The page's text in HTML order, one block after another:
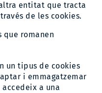
entitat que tracta
de les cookies.
que romanen
un tipus de cookies
i emmagatzemar
a una